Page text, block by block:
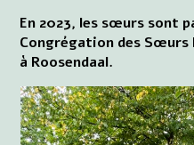
En 2023, les sœurs sont
Congrégation des Sœurs
à Roosendaal.